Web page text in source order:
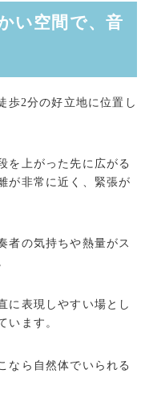
い空間で、音
歩2分の好立地に位置し
を上がった先に広がる
が非常に近く、緊張が
者の気持ちや熱量がス
に表現しやすい場とし
います。
なら自然体でいられる